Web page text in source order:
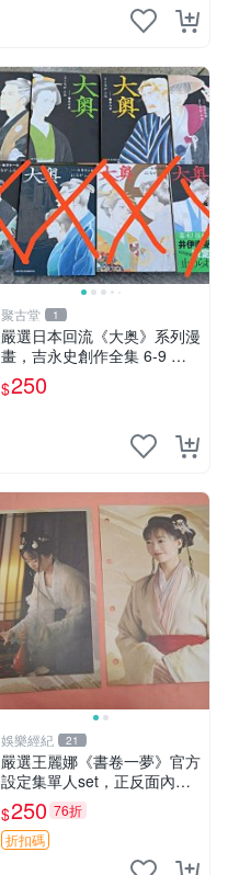
聚古堂 1
嚴選日本回流《大奥》系列漫
畫，吉永史創作全集 6-9 卷
大奥 吉永史 漫畫卷
$250
娛樂經紀 21
嚴選王麗娜《書卷一夢》官方
設定集單人set，正反面內頁2
張，全新未拆封，限量獨一
份。次日速遞 邀您收藏 書卷
一夢 王麗娜 官方設定集
$250 76折
折扣碼